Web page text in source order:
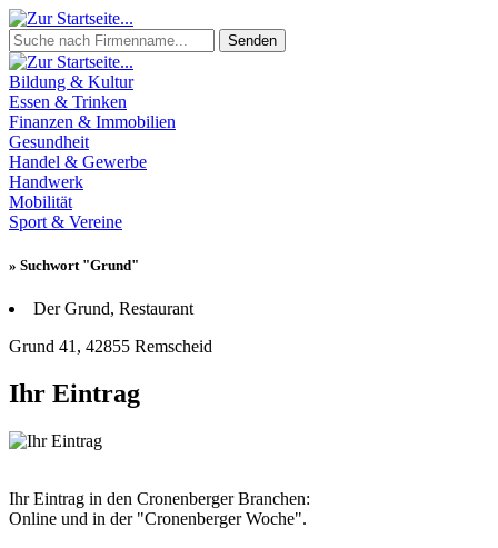
Senden
Bildung & Kultur
Essen & Trinken
Finanzen & Immobilien
Gesundheit
Handel & Gewerbe
Handwerk
Mobilität
Sport & Vereine
» Suchwort "Grund"
Der Grund, Restaurant
Grund 41, 42855 Remscheid
Ihr Eintrag
Ihr Eintrag in den Cronenberger Branchen:
Online und in der "Cronenberger Woche".